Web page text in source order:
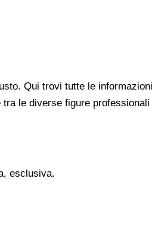
Qui trovi tutte le
le diverse figure
esclusiva.